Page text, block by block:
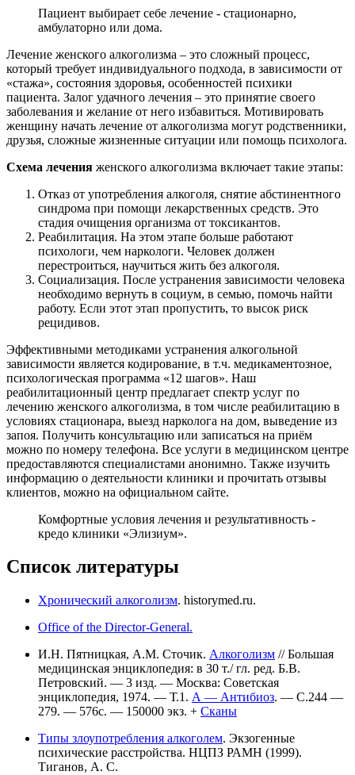
Пациент выбирает себе лечение - стационарно,
амбулаторно или дома.
Лечение женского алкоголизма – это сложный процесс,
который требует индивидуального подхода, в зависимости от
«стажа», состояния здоровья, особенностей психики
пациента. Залог удачного лечения – это принятие своего
заболевания и желание от него избавиться. Мотивировать
женщину начать лечение от алкоголизма могут родственники,
друзья, сложные жизненные ситуации или помощь психолога.
Схема лечения женского алкоголизма включает такие этапы:
Отказ от употребления алкоголя, снятие абстинентного
синдрома при помощи лекарственных средств. Это
стадия очищения организма от токсикантов.
Реабилитация. На этом этапе больше работают
психологи, чем наркологи. Человек должен
перестроиться, научиться жить без алкоголя.
Социализация. После устранения зависимости человека
необходимо вернуть в социум, в семью, помочь найти
работу. Если этот этап пропустить, то высок риск
рецидивов.
Эффективными методиками устранения алкогольной
зависимости является кодирование, в т.ч. медикаментозное,
психологическая программа «12 шагов». Наш
реабилитационный центр предлагает спектр услуг по
лечению женского алкоголизма, в том числе реабилитацию в
условиях стационара, выезд нарколога на дом, выведение из
запоя. Получить консультацию или записаться на приём
можно по номеру телефона. Все услуги в медицинском центре
предоставляются специалистами анонимно. Также изучить
информацию о деятельности клиники и прочитать отзывы
клиентов, можно на официальном сайте.
Комфортные условия лечения и результативность -
кредо клиники «Элизиум».
Список литературы
Хронический алкоголизм. historymed.ru.
Office of the Director-General.
И.Н. Пятницкая, А.М. Сточик. Алкоголизм // Большая
медицинская энциклопедия: в 30 т./ гл. ред. Б.В.
Петровский. — 3 изд. — Москва: Советская
энциклопедия, 1974. — Т.1. А — Антибиоз. — С.244 —
279. — 576с. — 150000 экз. + Сканы
Типы злоупотребления алкоголем. Экзогенные
психические расстройства. НЦПЗ РАМН (1999).
Тиганов, А. С.